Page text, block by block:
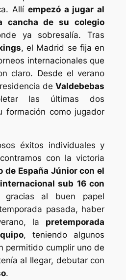
Allí empezó a jugar al
cancha de su colegio
ya sobresalía. Tras
, el Madrid se fija en
internacionales que
claro. Desde el verano
deValdebebas
las últimas dos
formación como jugador
éxitos individuales y
con la victoria
de España Júnior con el
internacional sub 16 con
al buen papel
pasada, haber
la pretemporada
, teniendo algunos
permitido cumplir uno de
al llegar, debutar con
.